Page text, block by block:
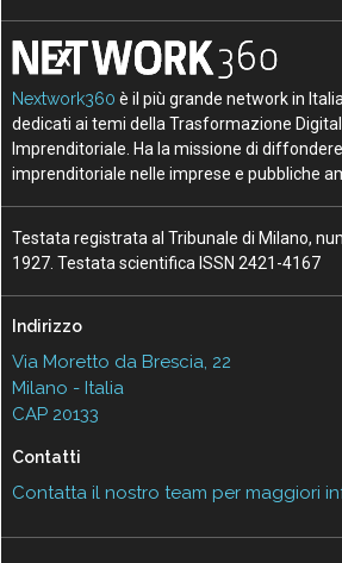
Nextwork360 è il più grande network in
dedicati ai temi della Trasformazione
Imprenditoriale. Ha la missione di
imprenditoriale nelle imprese e pubbliche
Testata registrata al Tribunale di Milano,
1927. Testata scientifica ISSN 2421-4167
Indirizzo
Via Moretto da Brescia, 22
Milano - Italia
CAP 20133
Contatti
Contatta il nostro team per maggiori